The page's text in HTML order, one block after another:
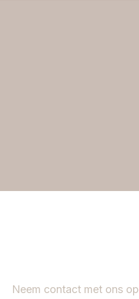
Neem contact met ons op